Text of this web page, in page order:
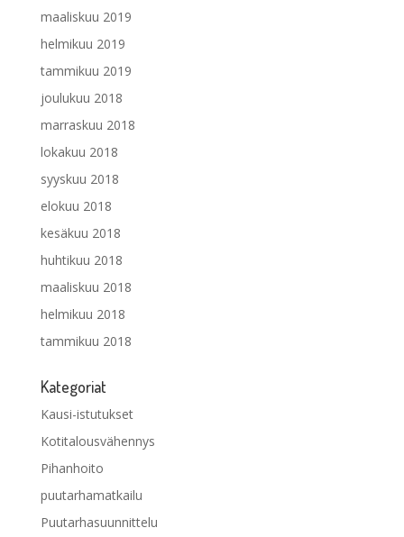
maaliskuu 2019
helmikuu 2019
tammikuu 2019
joulukuu 2018
marraskuu 2018
lokakuu 2018
syyskuu 2018
elokuu 2018
kesäkuu 2018
huhtikuu 2018
maaliskuu 2018
helmikuu 2018
tammikuu 2018
Kategoriat
Kausi-istutukset
Kotitalousvähennys
Pihanhoito
puutarhamatkailu
Puutarhasuunnittelu